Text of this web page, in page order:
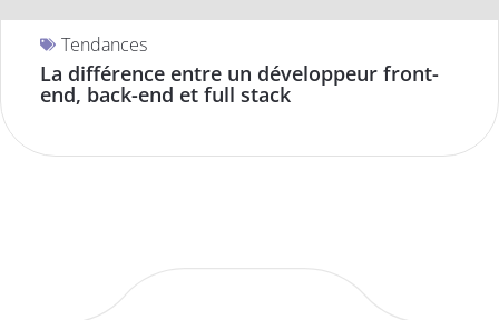
Tendances
La différence entre un développeur front-
end, back-end et full stack